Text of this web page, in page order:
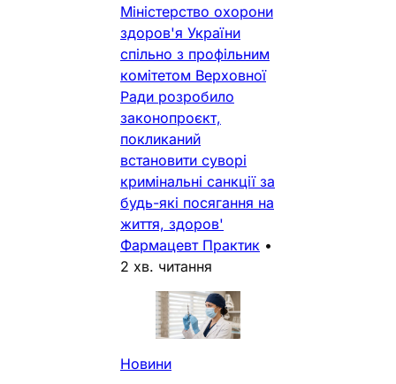
Міністерство охорони
здоров'я України
спільно з профільним
комітетом Верховної
Ради розробило
законопроєкт,
покликаний
встановити суворі
кримінальні санкції за
будь-які посягання на
життя, здоров'
Фармацевт Практик •
2 хв. читання
Новини